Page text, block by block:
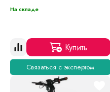
На складе
Купить
Связаться с экспертом